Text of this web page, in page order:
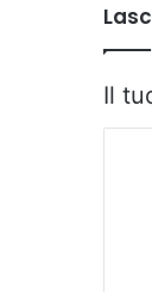
Il